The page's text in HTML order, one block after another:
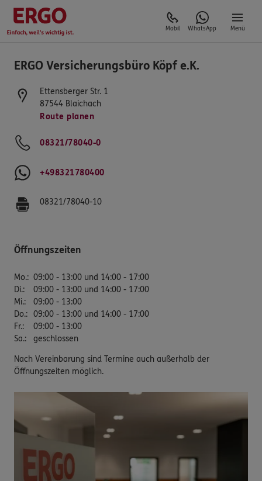
Mobil WhatsApp Menü
ERGO Versicherungsbüro Köpf e.K.
Ettensberger Str. 1
87544 Blaichach
Route planen
08321/78040-0
+498321780400
08321/78040-10
Öffnungszeiten
Mo.: 09:00 - 13:00 und 14:00 - 17:00
Di.:
09:00 - 13:00 und 14:00 - 17:00
Mi.:
09:00 - 13:00
Do.: 09:00 - 13:00 und 14:00 - 17:00
Fr.:
09:00 - 13:00
Sa.: geschlossen
Nach Vereinbarung sind Termine auch außerhalb der
Öffnungszeiten möglich.